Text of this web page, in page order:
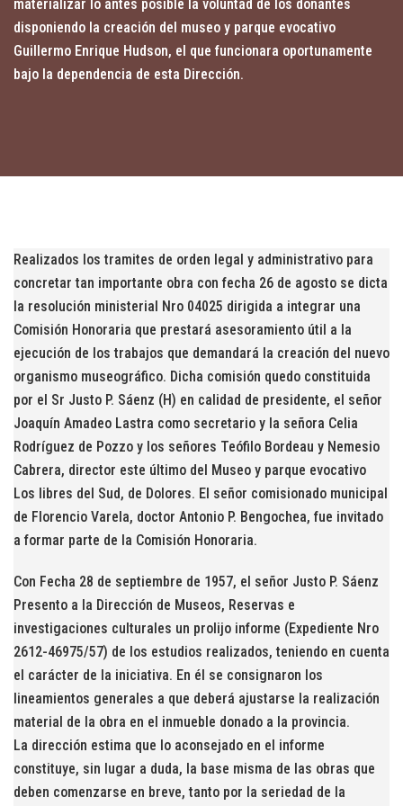
materializar lo antes posible la voluntad de los donantes
disponiendo la creación del museo y parque evocativo
Guillermo Enrique Hudson, el que funcionara oportunamente
bajo la dependencia de esta Dirección.
Realizados los tramites de orden legal y administrativo para
concretar tan importante obra con fecha 26 de agosto se dicta
la resolución ministerial Nro 04025 dirigida a integrar una
Comisión Honoraria que prestará asesoramiento útil a la
ejecución de los trabajos que demandará la creación del nuevo
organismo museográfico. Dicha comisión quedo constituida
por el Sr Justo P. Sáenz (H) en calidad de presidente, el señor
Joaquín Amadeo Lastra como secretario y la señora Celia
Rodríguez de Pozzo y los señores Teófilo Bordeau y Nemesio
Cabrera, director este último del Museo y parque evocativo
Los libres del Sud, de Dolores. El señor comisionado municipal
de Florencio Varela, doctor Antonio P. Bengochea, fue invitado
a formar parte de la Comisión Honoraria.
Con Fecha 28 de septiembre de 1957, el señor Justo P. Sáenz
Presento a la Dirección de Museos, Reservas e
investigaciones culturales un prolijo informe (Expediente Nro
2612-46975/57) de los estudios realizados, teniendo en cuenta
el carácter de la iniciativa. En él se consignaron los
lineamientos generales a que deberá ajustarse la realización
material de la obra en el inmueble donado a la provincia.
La dirección estima que lo aconsejado en el informe
constituye, sin lugar a duda, la base misma de las obras que
deben comenzarse en breve, tanto por la seriedad de la